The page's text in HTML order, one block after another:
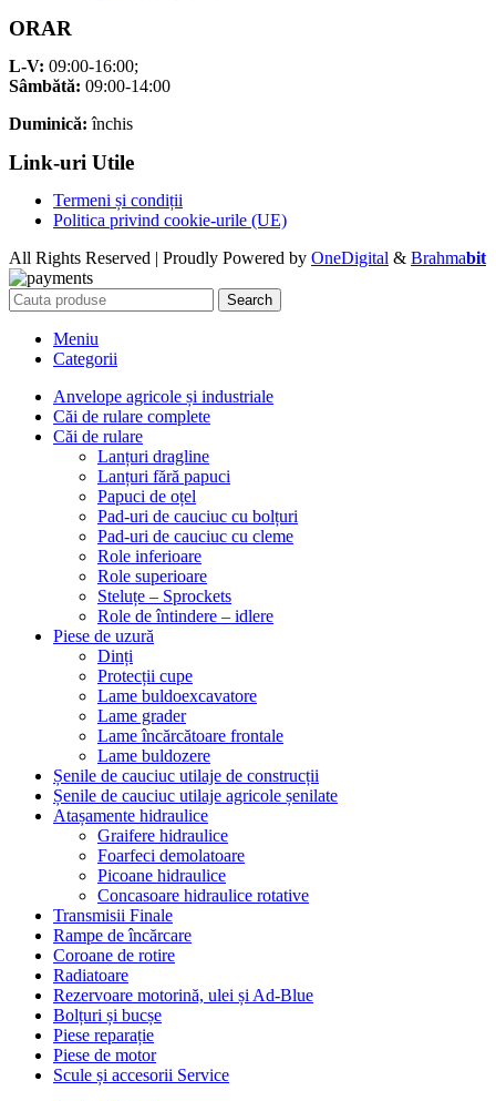
ORAR
L-V: 09:00-16:00;
Sâmbătă: 09:00-14:00
Duminică: închis
Link-uri Utile
Termeni și condiții
Politica privind cookie-urile (UE)
All Rights Reserved | Proudly Powered by OneDigital & Brahmabit
Search
Meniu
Categorii
Anvelope agricole și industriale
Căi de rulare complete
Căi de rulare
Lanțuri dragline
Lanțuri fără papuci
Papuci de oțel
Pad-uri de cauciuc cu bolțuri
Pad-uri de cauciuc cu cleme
Role inferioare
Role superioare
Steluțe – Sprockets
Role de întindere – idlere
Piese de uzură
Dinți
Protecții cupe
Lame buldoexcavatore
Lame grader
Lame încărcătoare frontale
Lame buldozere
Șenile de cauciuc utilaje de construcții
Șenile de cauciuc utilaje agricole șenilate
Atașamente hidraulice
Graifere hidraulice
Foarfeci demolatoare
Picoane hidraulice
Concasoare hidraulice rotative
Transmisii Finale
Rampe de încărcare
Coroane de rotire
Radiatoare
Rezervoare motorină, ulei și Ad-Blue
Bolțuri și bucșe
Piese reparație
Piese de motor
Scule și accesorii Service